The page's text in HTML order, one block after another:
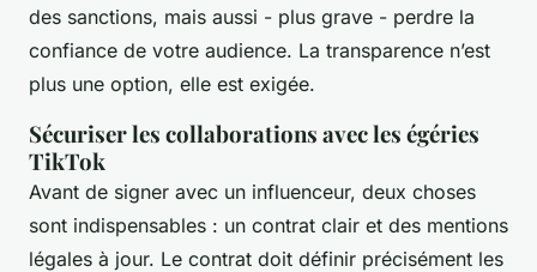
des sanctions, mais aussi - plus grave - perdre la
confiance de votre audience. La transparence n’est
plus une option, elle est exigée.
Sécuriser les collaborations avec les égéries
TikTok
Avant de signer avec un influenceur, deux choses
sont indispensables : un contrat clair et des mentions
légales à jour. Le contrat doit définir précisément les